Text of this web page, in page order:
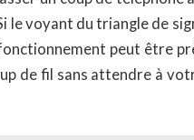
le voyant du triangle de
peut être
de fil sans attendre à